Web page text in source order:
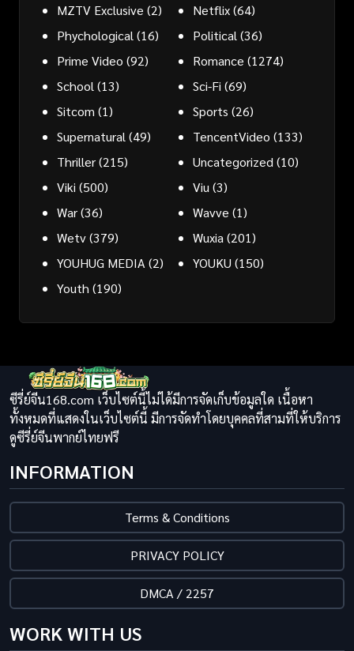
MZTV Exclusive (2) Netflix(64)
Phychological (16) Political (36)
Prime Video (92) Romance (1274)
School (13) Sci-Fi (69)
Sitcom (1) Sports (26)
Supernatural (49) TencentVideo (133)
Thriller(215) Uncategorized (10)
Viki (500) Viu (3)
War(36) Wavve (1)
Wetv(379) Wuxia (201)
YOUHUG MEDIA (2) YOUKU (150)
Youth (190)
ซีรี่ย์จีน168.com เว็บไซต์นี้ไม่ได้มีการจัดเก็บข้อมูลใด เนื้อหา
ทั้งหมดที่แสดงในเว็บไซต์นี้ มีการจัดทำโดยบุคคลที่สามที่ให้บริการ
ดูซีรี่ย์จีนพากย์ไทยฟรี
INFORMATION
Terms & Conditions
PRIVACY POLICY
DMCA / 2257
WORK WITH US